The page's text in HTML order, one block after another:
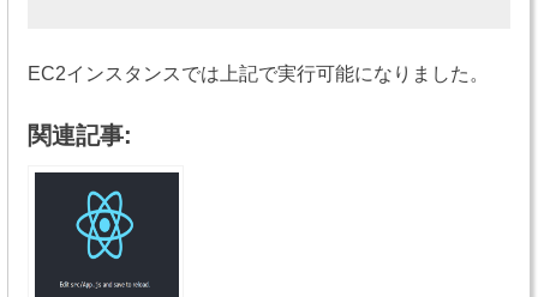
EC2インスタンスでは上記で実行可能になりました。
関連記事: